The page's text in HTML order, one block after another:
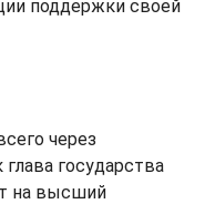
поддержки своей
через
государства
на высший